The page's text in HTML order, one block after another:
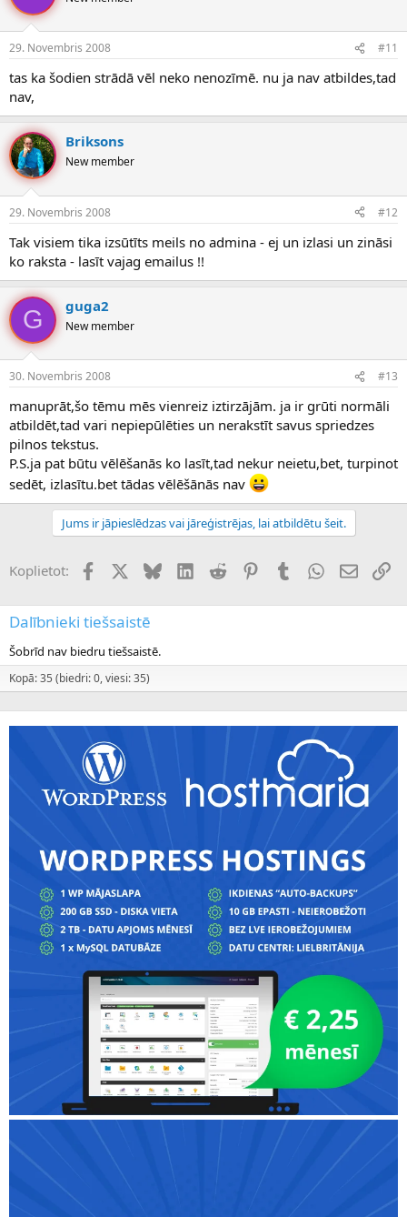
29. Novembris 2008 #11
tas ka šodien strādā vēl neko nenozīmē. nu ja nav atbildes,tad
nav,
Briksons
New member
29. Novembris 2008 #12
Tak visiem tika izsūtīts meils no admina - ej un izlasi un zināsi
ko raksta - lasīt vajag emailus !!
G guga2
New member
30. Novembris 2008 #13
manuprāt,šo tēmu mēs vienreiz iztirzājām. ja ir grūti normāli
atbildēt,tad vari nepiepūlēties un nerakstīt savus spriedzes
pilnos tekstus.
P.S.ja pat būtu vēlēšanās ko lasīt,tad nekur neietu,bet, turpinot
sedēt, izlasītu.bet tādas vēlēšānās nav
Jums ir jāpieslēdzas vai jāreģistrējas, lai atbildētu šeit.
Koplietot: FacebookX (Twitter)
BlueskyLinkedInReddit PinterestTumblrWhatsApp
E-pasts
Dalībnieki tiešsaistē
Šobrīd nav biedru tiešsaistē.
Kopā: 35 (biedri: 0, viesi: 35)